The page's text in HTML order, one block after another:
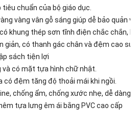
chuẩn của bộ giáo dục.
vàng vân gỗ sáng giúp dễ bảo quản
khung thép sơn tĩnh điện chắc chắn,
giản, có thanh gác chân và đệm cao su
sách tiện lợi
và có mặt tựa hình chữ nhật.
có đệm tăng độ thoải mái khi ngồi.
chống ẩm, chống xước nhẹ, dễ dàng
tựa lưng êm ái bằng PVC cao cấp